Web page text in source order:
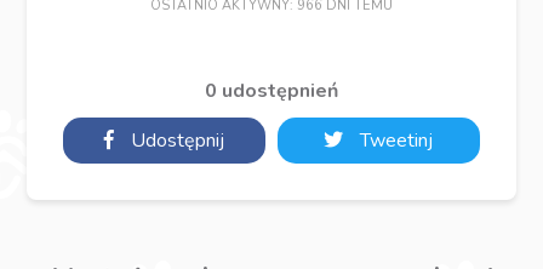
OSTATNIO AKTYWNY: 966 DNI TEMU
0 udostępnień
Udostępnij
Tweetinj